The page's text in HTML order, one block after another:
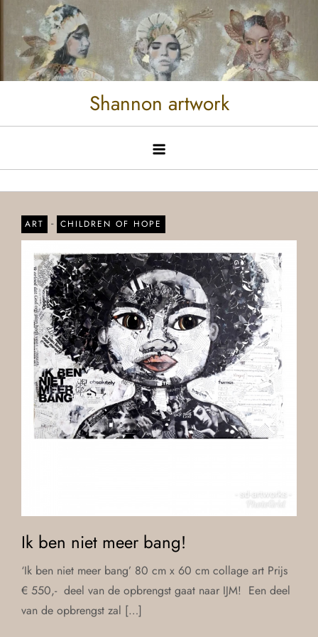
Shannon artwork
ART - CHILDREN OF HOPE
Ik ben niet meer bang!
‘Ik ben niet meer bang’ 80 cm x 60 cm collage art Prijs
€ 550,- deel van de opbrengst gaat naar IJM! Een deel
van de opbrengst zal […]